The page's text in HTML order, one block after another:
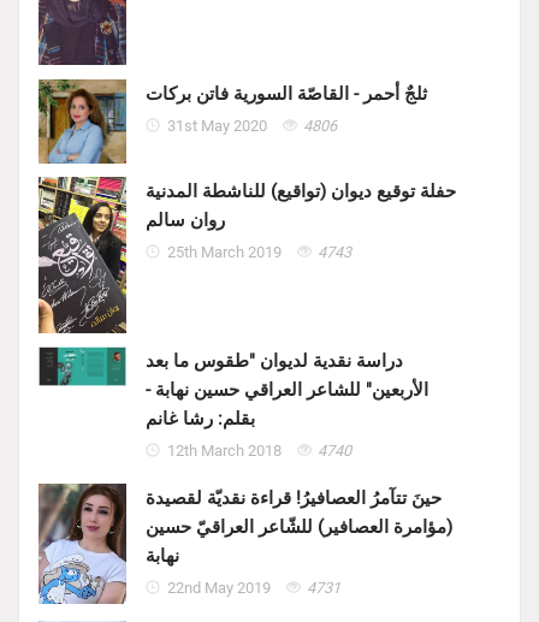
ثلجٌ أحمر - القاصّة السورية فاتن بركات
31st May 2020 4806
حفلة توقيع ديوان (تواقيع) للناشطة المدنية
روان سالم
25th March 2019 4743
دراسة نقدية لديوان "طقوس ما بعد
الأربعين" للشاعر العراقي حسين نهابة -
بقلم: رشا غانم
12th March 2018 4740
حينَ تتآمرُ العصافيرُ! قراءة نقديّة لقصيدة
(مؤامرة العصافير) للشّاعر العراقيّ حسين
نهابة
22nd May 2019 4731